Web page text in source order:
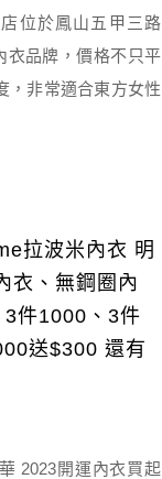
位於鳳山五甲三路
衣品牌，價格不只平
，非常適合東方女性
拉波米內衣 明
衣、無鋼圈內
3件1000、3件
送$300 還有
2023開運內衣買起